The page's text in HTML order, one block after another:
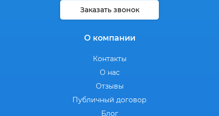
Заказать звонок
О компании
Контакты
О нас
Отзывы
Публичный договор
Блог